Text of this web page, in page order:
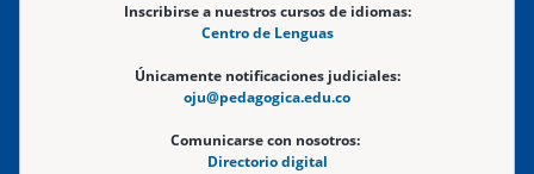
Inscribirse a nuestros cursos de idiomas:
Centro de Lenguas
Únicamente notificaciones judiciales:
oju@pedagogica.edu.co
Comunicarse con nosotros:
Directorio digital